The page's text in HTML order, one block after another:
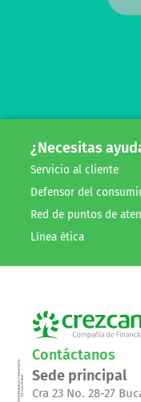
¿Necesitas
Servicio al cliente
Defensor del
Red de puntos de
Línea ética
Contáctanos
Sede principal
Cra 23 No. 28-27